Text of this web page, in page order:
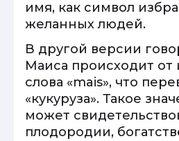
имя, как символ
желанных людей.
В другой версии
Маиса происходит от
слова «mais», что
«кукуруза». Такое
может
плодородии,